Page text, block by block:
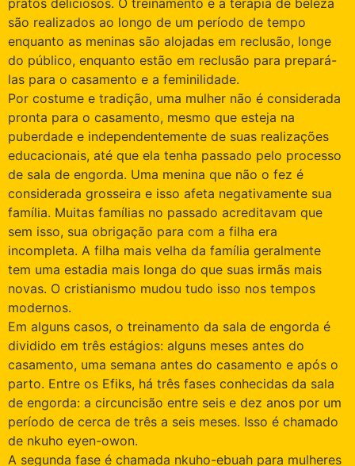
são realizados ao longo de um período de tempo
enquanto as meninas são alojadas em reclusão, longe
do público, enquanto estão em reclusão para prepará-
las para o casamento e a feminilidade.
Por costume e tradição, uma mulher não é considerada
pronta para o casamento, mesmo que esteja na
puberdade e independentemente de suas realizações
educacionais, até que ela tenha passado pelo processo
de sala de engorda. Uma menina que não o fez é
considerada grosseira e isso afeta negativamente sua
família. Muitas famílias no passado acreditavam que
sem isso, sua obrigação para com a filha era
incompleta. A filha mais velha da família geralmente
tem uma estadia mais longa do que suas irmãs mais
novas. O cristianismo mudou tudo isso nos tempos
modernos.
Em alguns casos, o treinamento da sala de engorda é
dividido em três estágios: alguns meses antes do
casamento, uma semana antes do casamento e após o
parto. Entre os Efiks, há três fases conhecidas da sala
de engorda: a circuncisão entre seis e dez anos por um
período de cerca de três a seis meses. Isso é chamado
de nkuho eyen-owon.
A segunda fase é chamada nkuho-ebuah para mulheres